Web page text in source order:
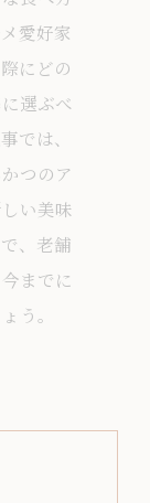
愛好家
にどの
選ぶべ
では、
つのア
い美味
、老舗
までに
う。